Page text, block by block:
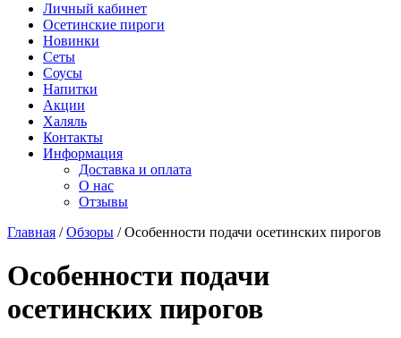
Личный кабинет
Осетинские пироги
Новинки
Сеты
Соусы
Напитки
Акции
Халяль
Контакты
Информация
Доставка и оплата
О нас
Отзывы
Главная /Обзоры /Особенности подачи осетинских пирогов
Особенности подачи
осетинских пирогов